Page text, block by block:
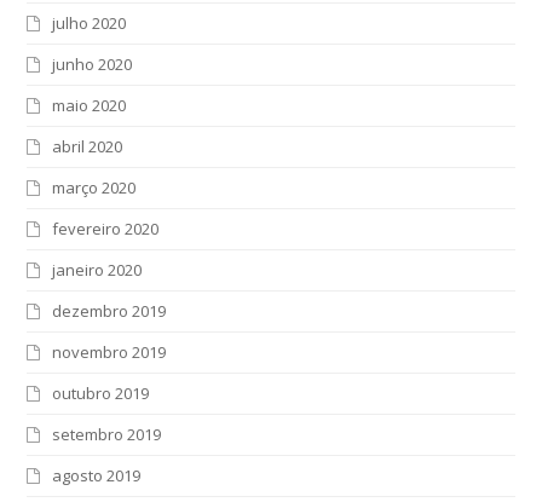
julho 2020
junho 2020
maio 2020
abril 2020
março 2020
fevereiro 2020
janeiro 2020
dezembro 2019
novembro 2019
outubro 2019
setembro 2019
agosto 2019